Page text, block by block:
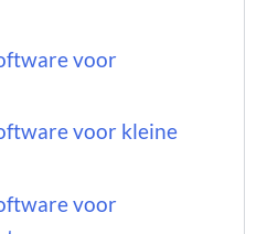
voor
voor kleine
voor